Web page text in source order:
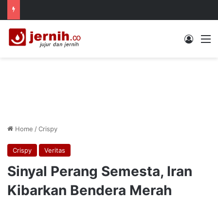
Log In
Home /Crispy
Crispy Veritas
Sinyal Perang Semesta, Iran
Kibarkan Bendera Merah